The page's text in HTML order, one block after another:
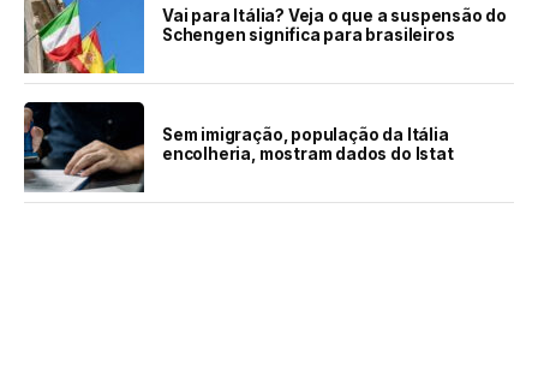
Vai para Itália? Veja o que a suspensão do
Schengen significa para brasileiros
Sem imigração, população da Itália
encolheria, mostram dados do Istat